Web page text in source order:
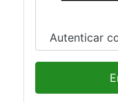
Autenticar